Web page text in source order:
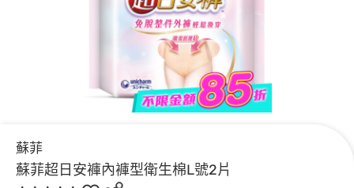
蘇菲
蘇菲超日安褲內褲型衛生棉L號2片